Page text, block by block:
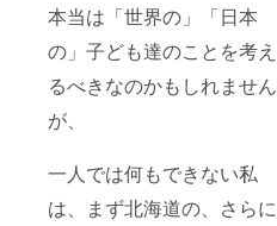
本当は「世界の」「日本
の」子ども達のことを考え
るべきなのかもしれません
が、
一人では何もできない私
は、まず北海道の、さらに